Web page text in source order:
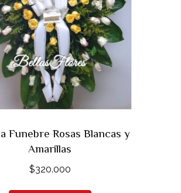
Funebre Rosas Blancas y
Amarillas
$320.000